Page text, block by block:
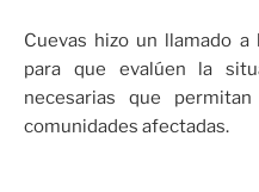
Cuevas hizo un llamado
para que evalúen la
necesarias que
comunidades afectadas.